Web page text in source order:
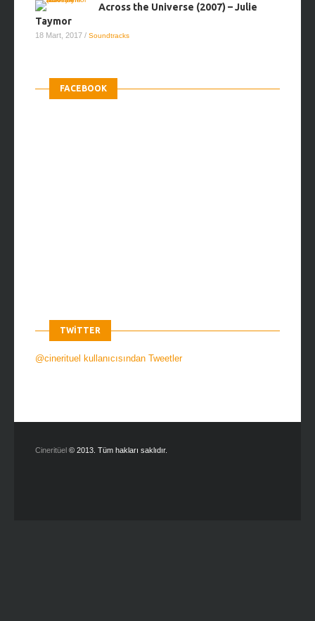
Across the Universe (2007) – Julie
Taymor
18 Mart, 2017 / Soundtracks
FACEBOOK
TWITTER
@cinerituel kullanıcısından Tweetler
Cineritüel © 2013. Tüm hakları saklıdır.